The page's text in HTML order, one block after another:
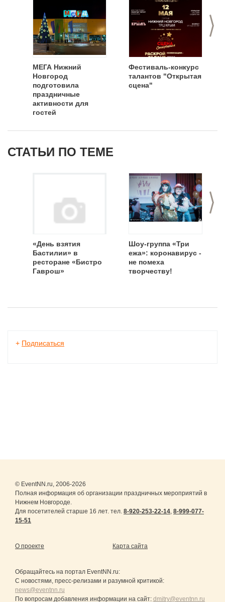
>
МЕГА Нижний
Новгород
подготовила
праздничные
активности для
гостей
Фестиваль-конкурс
талантов "Открытая
сцена"
СТАТЬИ ПО ТЕМЕ
>
«День взятия
Бастилии» в
ресторане «Бистро
Гаврош»
Шоу-группа «Три
ежа»: коронавирус -
не помеха
творчеству!
+ Подписаться
© EventNN.ru, 2006-2026
Полная информация об организации праздничных мероприятий в
Нижнем Новгороде.
Для посетителей старше 16 лет. тел. 8-920-253-22-14, 8-999-077-
15-51
О проекте Карта сайта
Обращайтесь на портал EventNN.ru:
С новостями, пресс-релизами и разумной критикой:
news@eventnn.ru
По вопросам добавления информации на сайт: dmitry@eventnn.ru